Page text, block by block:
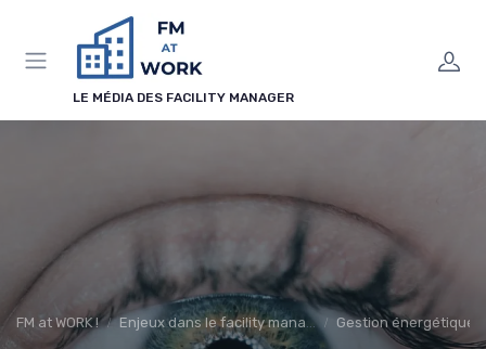
LE MÉDIA DES FACILITY MANAGER
FM at WORK ! Enjeux dans le facility management Gestion énergétique
Panneau de gestion des cookies